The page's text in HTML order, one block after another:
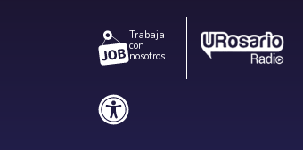
Trabaja
con
nosotros.